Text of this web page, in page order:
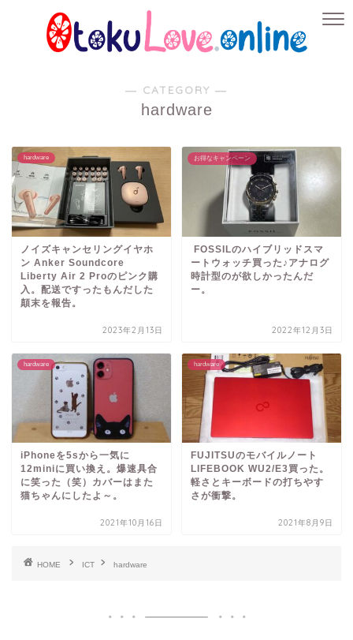
― CATEGORY ―
hardware
hardware
ノイズキャンセリングイヤホ
ン Anker Soundcore
Liberty Air 2 Proのピンク購
入。配送ですったもんだした
顛末を報告。
2023年2月13日
お得なキャンペーン
FOSSILのハイブリッドスマ
ートウォッチ買った♪アナログ
時計型のが欲しかったんだ
ー。
2022年12月3日
hardware
iPhoneを5sから一気に
12miniに買い換え。爆速具合
に笑った（笑）カバーはまた
猫ちゃんにしたよ～。
2021年10月16日
hardware
FUJITSUのモバイルノート
LIFEBOOK WU2/E3買った。
軽さとキーボードの打ちやす
さが衝撃。
2021年8月9日
HOME ICT hardware